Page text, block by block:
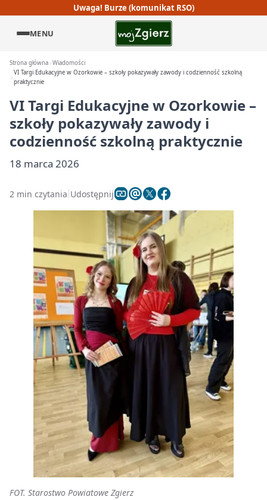
Uwaga! Burze (komunikat RSO)
MENU
Strona główna Wiadomości
VI Targi Edukacyjne w Ozorkowie – szkoły pokazywały zawody i codzienność szkolną
praktycznie
VI Targi Edukacyjne w Ozorkowie –
szkoły pokazywały zawody i
codzienność szkolną praktycznie
18 marca 2026
2 min czytania Udostępnij
FOT. Starostwo Powiatowe Zgierz